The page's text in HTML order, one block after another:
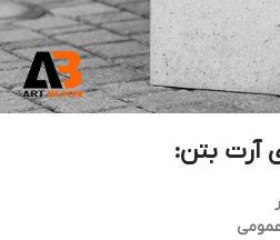
آرت بتن: